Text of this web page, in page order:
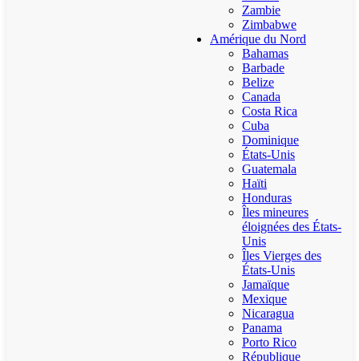
Zambie
Zimbabwe
Amérique du Nord
Bahamas
Barbade
Belize
Canada
Costa Rica
Cuba
Dominique
États-Unis
Guatemala
Haïti
Honduras
Îles mineures
éloignées des États-
Unis
Îles Vierges des
États-Unis
Jamaïque
Mexique
Nicaragua
Panama
Porto Rico
République